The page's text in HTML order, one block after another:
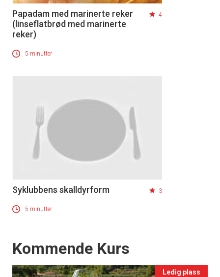
Papadam med marinerte reker
(linseflatbrød med marinerte
reker)
4
5 minutter
Syklubbens skalldyrform 3
5 minutter
Events
Kommende Kurs
Ledig plass